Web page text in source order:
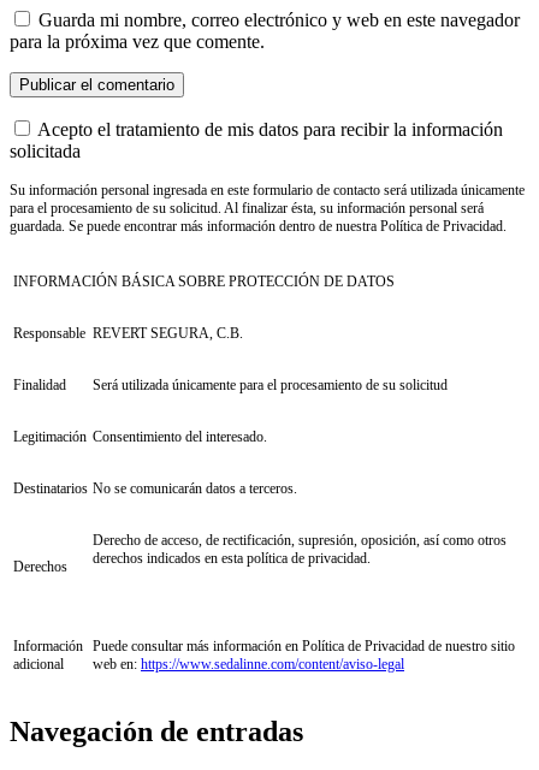
Guarda mi nombre, correo electrónico y web en este navegador
para la próxima vez que comente.
Acepto el tratamiento de mis datos para recibir la información
solicitada
Su información personal ingresada en este formulario de contacto será utilizada únicamente
para el procesamiento de su solicitud. Al finalizar ésta, su información personal será
guardada. Se puede encontrar más información dentro de nuestra Política de Privacidad.
INFORMACIÓN BÁSICA SOBRE PROTECCIÓN DE DATOS
Responsable REVERT SEGURA, C.B.
Finalidad Será utilizada únicamente para el procesamiento de su solicitud
Legitimación Consentimiento del interesado.
Destinatarios No se comunicarán datos a terceros.
Derechos
Derecho de acceso, de rectificación, supresión, oposición, así como otros
derechos indicados en esta política de privacidad.
Información
adicional
Puede consultar más información en Política de Privacidad de nuestro sitio
web en: https://www.sedalinne.com/content/aviso-legal
Navegación de entradas